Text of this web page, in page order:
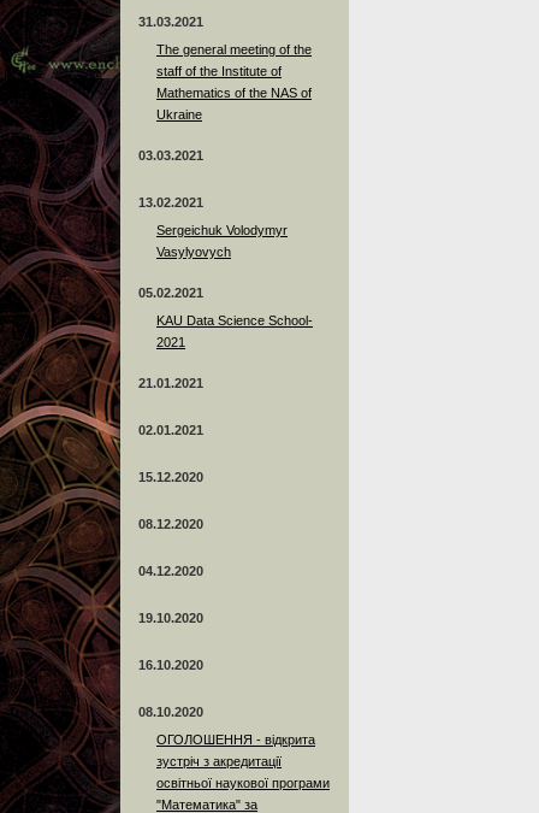
31.03.2021
The general meeting of the
staff of the Institute of
Mathematics of the NAS of
Ukraine
03.03.2021
13.02.2021
Sergeichuk Volodymyr
Vasylyovych
05.02.2021
KAU Data Science School-
2021
21.01.2021
02.01.2021
15.12.2020
08.12.2020
04.12.2020
19.10.2020
16.10.2020
08.10.2020
ОГОЛОШЕННЯ - відкрита
зустріч з акредитації
освітньої наукової програми
"Математика" за